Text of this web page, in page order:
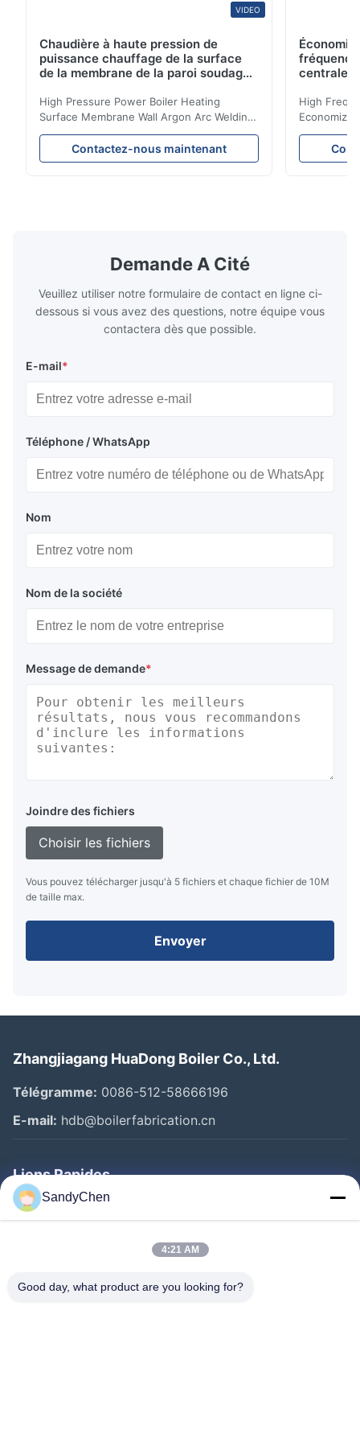
VIDEO
Chaudière à haute pression de
puissance chauffage de la surface
de la membrane de la paroi soudage
biomasse
High Pressure Power Boiler Heating
Surface Membrane Wall Argon Arc Welding
For Biomass Boiler Product Introduction
Water wall panels with pins usually laid
vertically on the inner wall of the furnace
the basic component of boiler water
circulation loop.Because of both cooling
Contactez-nous maintenant
centrale
High
Product
is a
industrial
Demande A Cité
Veuillez utiliser notre formulaire de contact en ligne ci-
dessous si vous avez des questions, notre équipe vous
contactera dès que possible.
E-mail*
Téléphone / WhatsApp
Nom
Nom de la société
Message de demande*
Joindre des fichiers
Choisir les fichiers
Vous pouvez télécharger jusqu'à 5 fichiers et chaque fichier de 10M
de taille max.
Envoyer
Zhangjiagang HuaDong Boiler Co., Ltd.
Télégramme: 0086-512-58666196
E-mail: hdb@boilerfabrication.cn
Liens Rapides
Maison
Au Sujet De Nous
SandyChen
4:21 AM
Good day, what product are you looking for?